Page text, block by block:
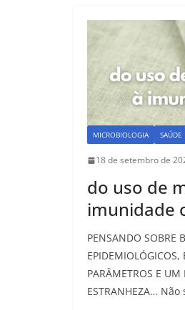
b
o
o
k
d
n
MICROBIOLOGIA SAÚDE
18 de setembro de
do uso de
imunidade
PENSANDO SOBRE
EPIDEMIOLÓGICOS,
PARÂMETROS E
ESTRANHEZA…